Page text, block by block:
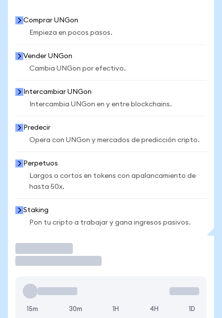
Comprar UNGon
Empieza en pocos pasos.
Vender UNGon
Cambia UNGon por efectivo.
Intercambiar UNGon
Intercambia UNGon en y entre blockchains.
Predecir
Opera con UNGon y mercados de predicción cripto.
Perpetuos
Largos o cortos en tokens con apalancamiento de
hasta 50x.
Staking
Pon tu cripto a trabajar y gana ingresos pasivos.
15m 30m 1H 4H 1D